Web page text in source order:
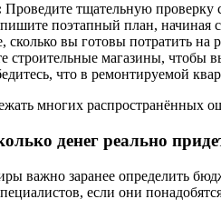
Проведите тщательную проверку
поэтапный план, начиная
сколько вы готовы потратить
строительные магазины, чтобы
что в ремонтируемой
многих распространённых
денег реально
важно заранее определить
если они